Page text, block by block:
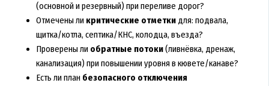
(основной и резервный) при переливе дорог?
Отмечены ли критические отметкидля: подвала,
щитка/котла, септика/КНС, колодца, въезда?
Проверены ли обратные потоки(ливнёвка, дренаж,
канализация) при повышении уровня в кювете/канаве?
Есть ли план безопасного отключения